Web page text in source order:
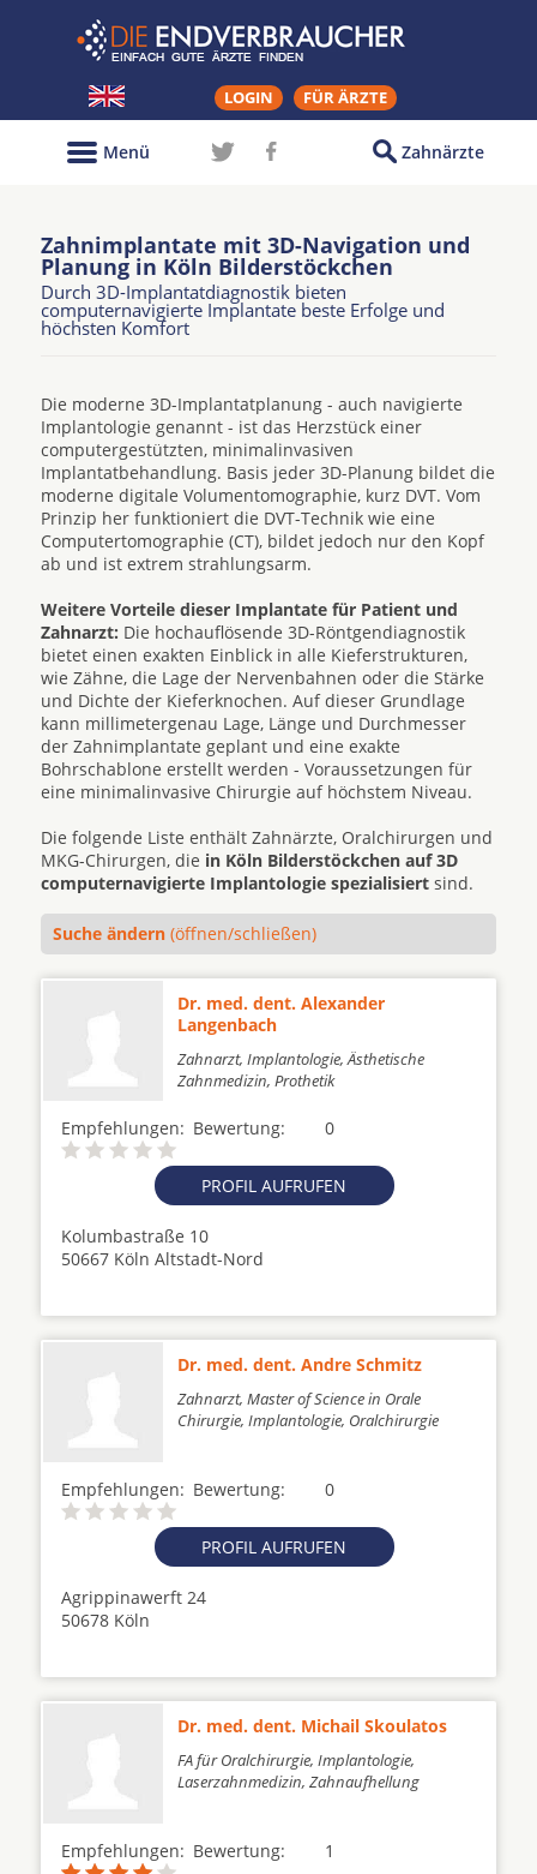
LOGIN FÜR ÄRZTE
Zahnärzte
Menü
Zahnimplantate mit 3D-Navigation und
Planung in Köln Bilderstöckchen
Durch 3D-Implantatdiagnostik bieten
computernavigierte Implantate beste Erfolge und
höchsten Komfort
Die moderne 3D-Implantatplanung - auch navigierte
Implantologie genannt - ist das Herzstück einer
computergestützten, minimalinvasiven
Implantatbehandlung. Basis jeder 3D-Planung bildet die
moderne digitale Volumentomographie, kurz DVT. Vom
Prinzip her funktioniert die DVT-Technik wie eine
Computertomographie (CT), bildet jedoch nur den Kopf
ab und ist extrem strahlungsarm.
Weitere Vorteile dieser Implantate für Patient und
Zahnarzt: Die hochauflösende 3D-Röntgendiagnostik
bietet einen exakten Einblick in alle Kieferstrukturen,
wie Zähne, die Lage der Nervenbahnen oder die Stärke
und Dichte der Kieferknochen. Auf dieser Grundlage
kann millimetergenau Lage, Länge und Durchmesser
der Zahnimplantate geplant und eine exakte
Bohrschablone erstellt werden - Voraussetzungen für
eine minimalinvasive Chirurgie auf höchstem Niveau.
Die folgende Liste enthält Zahnärzte, Oralchirurgen und
MKG-Chirurgen, die in Köln Bilderstöckchen auf 3D
computernavigierte Implantologie spezialisiert sind.
Suche ändern (öffnen/schließen)
Dr. med. dent. Alexander
Langenbach
Zahnarzt, Implantologie, Ästhetische
Zahnmedizin, Prothetik
Empfehlungen: 0
Bewertung:
PROFIL AUFRUFEN
Kolumbastraße 10
50667 Köln Altstadt-Nord
Dr. med. dent. Andre Schmitz
Zahnarzt, Master of Science in Orale
Chirurgie, Implantologie, Oralchirurgie
Empfehlungen: 0
Bewertung:
PROFIL AUFRUFEN
Agrippinawerft 24
50678 Köln
Dr. med. dent. Michail Skoulatos
FA für Oralchirurgie, Implantologie,
Laserzahnmedizin, Zahnaufhellung
Empfehlungen: 1
Bewertung: